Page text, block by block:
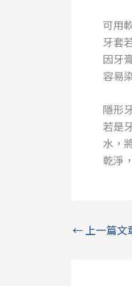
可用
牙套
因牙
容易
隱形
若是
水，
乾淨
←上一篇文